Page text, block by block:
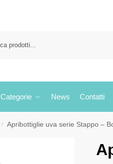
Categorie News Contatti
/ Apribottiglie uva serie Stappo –